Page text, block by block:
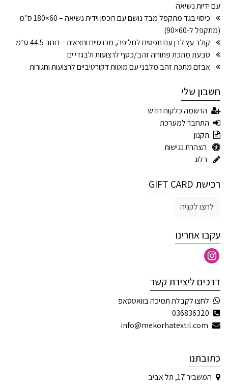
עם ידיות נשיאה
כיסוי בגד מתקפל מבד נושם עם רוכסן וידית נשיאה – 60×180 ס״מ
(מתקפל ל-60×90)
קולב עץ לבן עם תפסים לחליפה, מכנסיים וחצאית – רוחב 44.5 ס״מ
טבעת מתכת פתוחה זהב/כסף לרצועות ולבגדי ים
אבזם מתכת זהב מלבני עם מוטות דקורטיביים לרצועות וחגורות
חשבון שלי
הרשמה כלקוח חדש
התחבר למערכת
תקנון
הצהרת נגישות
בלוג
רכישת GIFT CARD
לחצו לקניה
עקבו אחרינו
דרכים ליצירת קשר
לחצו לקבלת תמיכה בוואטסאפ
036836320
info@mekorhatextil.com
כתובתנו
המשביר 17, תל אביב